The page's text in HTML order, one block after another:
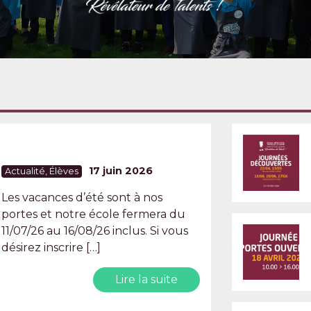
Actualité Élèves 17 juin 2026
Les vacances d’été sont à nos
portes et notre école fermera du
11/07/26 au 16/08/26 inclus. Si vous
désirez inscrire […]
Lire la suite